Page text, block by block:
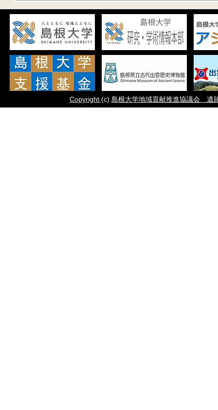
Copyright (c) 島根大学地域貢献推進協議会 遺